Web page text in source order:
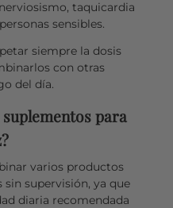
taquicardia
sensibles.
siempre la dosis
con otras
del día.
para
varios productos
supervisión, ya que
diaria recomendada